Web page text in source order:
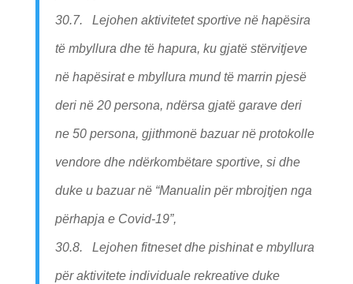
30.7. Lejohen aktivitetet sportive në hapësira
të mbyllura dhe të hapura, ku gjatë stërvitjeve
në hapësirat e mbyllura mund të marrin pjesë
deri në 20 persona, ndërsa gjatë garave deri
ne 50 persona, gjithmonë bazuar në protokolle
vendore dhe ndërkombëtare sportive, si dhe
duke u bazuar në “Manualin për mbrojtjen nga
përhapja e Covid-19”,
30.8. Lejohen fitneset dhe pishinat e mbyllura
për aktivitete individuale rekreative duke